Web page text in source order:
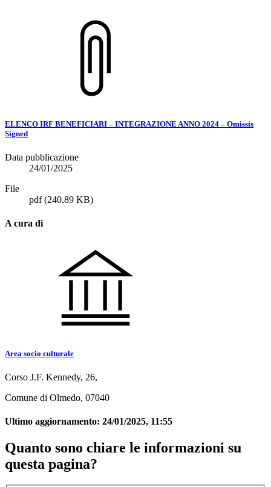
ELENCO IRF BENEFICIARI – INTEGRAZIONE ANNO 2024 – Omissis
Signed
Data pubblicazione
24/01/2025
File
pdf(240.89 KB)
A cura di
Area socio culturale
Corso J.F. Kennedy, 26,
Comune di Olmedo, 07040
Ultimo aggiornamento: 24/01/2025, 11:55
Quanto sono chiare le informazioni su
questa pagina?